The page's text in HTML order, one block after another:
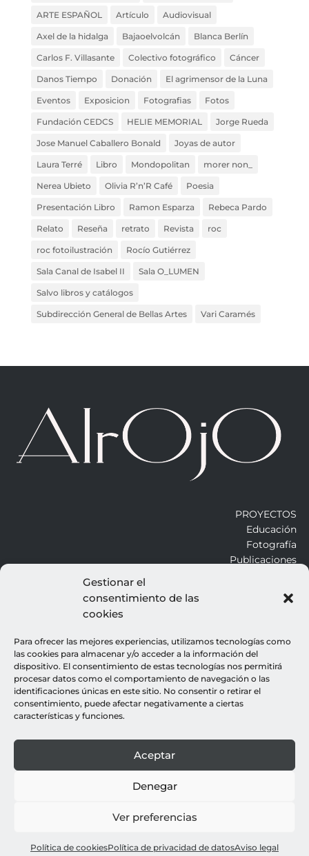
Gestionar el
consentimiento de las
cookies
Para ofrecer las mejores experiencias, utilizamos tecnologías como
las cookies para almacenar y/o acceder a la información del
dispositivo. El consentimiento de estas tecnologías nos permitirá
procesar datos como el comportamiento de navegación o las
identificaciones únicas en este sitio. No consentir o retirar el
consentimiento, puede afectar negativamente a ciertas
características y funciones.
Aceptar
Denegar
Ver preferencias
Política de cookiesPolítica de privacidad de datosAviso legal
ARTE ESPAÑOL Artículo Audiovisual
Axel de la hidalga Bajaoelvolcán Blanca Berlín
Carlos F. Villasante Colectivo fotográfico Cáncer
Danos Tiempo Donación El agrimensor de la Luna
Eventos Exposicion Fotografias Fotos
Fundación CEDCS HELIE MEMORIAL Jorge Rueda
Jose Manuel Caballero Bonald Joyas de autor
Laura Terré Libro Mondopolitan morer non_
Nerea Ubieto Olivia R’n’R Café Poesia
Presentación Libro Ramon Esparza Rebeca Pardo
Relato Reseña retrato Revista roc
roc fotoilustración Rocío Gutiérrez
Sala Canal de Isabel II Sala O_LUMEN
Salvo libros y catálogos
Subdirección General de Bellas Artes Vari Caramés
PROYECTOS
Educación
Fotografía
Publicaciones
ALROJO
Contacto
LEGALES
© all rights reserved : rocio gutierrez
webdesign : espacio azul